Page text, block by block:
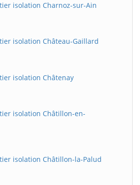
isolation Charnoz-sur-Ain
isolation Château-Gaillard
isolation Châtenay
isolation Châtillon-en-
isolation Châtillon-la-Palud